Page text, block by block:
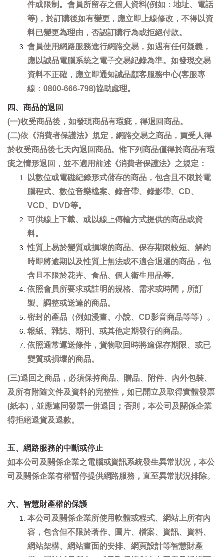
件或限制。會員所留存之個人資料(例如：地址、電話
等)，於訂購後如有變更，應立即上線修改，不得以資
料已變更為理由，否認訂購行為或拒絕付款。
會員使用網路服務進行網路交易，如遇有任何疑義，
應以誠品電腦系統之電子交易紀錄為準。如發現交易
資料不正確，應立即通知誠品顧客服務中心(客服專
線：0800-666-798)協助處理。
四、商品的退回
(一)收受商品後，如發現商品有瑕疵，得退回商品。
(二)依《消費者保護法》規定，網路交易之商品，買受人得
於收受商品後七天內退回商品。惟下列商品僅得於商品有瑕
疵之情形退回，並不適用前述《消費者保護法》之規定：
以數位或電磁紀錄形式儲存的商品，包含且不限於電
腦程式、數位音樂檔案、錄音帶、錄影帶、CD、
VCD、DVD等。
可供線上下載、或以線上傳輸方式提供的商品或資
料。
性質上易於變質或損壞的商品、保存期限較短、解約
時即將逾期以及性質上無法或不適合退還的商品，包
含且不限於花卉、食品、個人衛生用品等。
依照會員所要求或註明的規格、需求或時間，所訂
製、調整或送達的商品。
密封的產品（例如漫畫、小說、CD影音商品等等）。
報紙、雜誌、期刊、或其他定期發行的商品。
依照通常運送條件，貨物取回時將逾保存期限、或已
變質或損壞的商品。
(三)退回之商品，必須保持商品、贈品、附件、內外包裝、
及所有附隨文件及資料的完整性，如已開立及取得實體發票
(紙本)，並應連同發票一併退回；否則，本公司及關係企業
得拒絕退貨及退款。
五、網路服務的中斷或停止
如本公司及關係企業之電腦或資訊系統發生異常狀況，本公
司及關係企業有權暫停提供網路服務，直至異常狀況排除。
六、智慧財產權的保護
本公司及關係企業所使用軟體或程式、網站上所有內
容，包含但不限於著作、圖片、檔案、資訊、資料、
網站架構、網站畫面的安排、網頁設計等智慧財產